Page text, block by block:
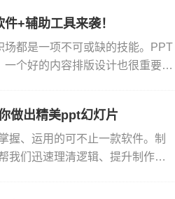
+辅助工具来袭！
都是一项不可或缺的技能。PPT
个好的内容排版设计也很重要。
做出精美ppt幻灯片
握、运用的可不止一款软件。制
我们迅速理清逻辑、提升制作效